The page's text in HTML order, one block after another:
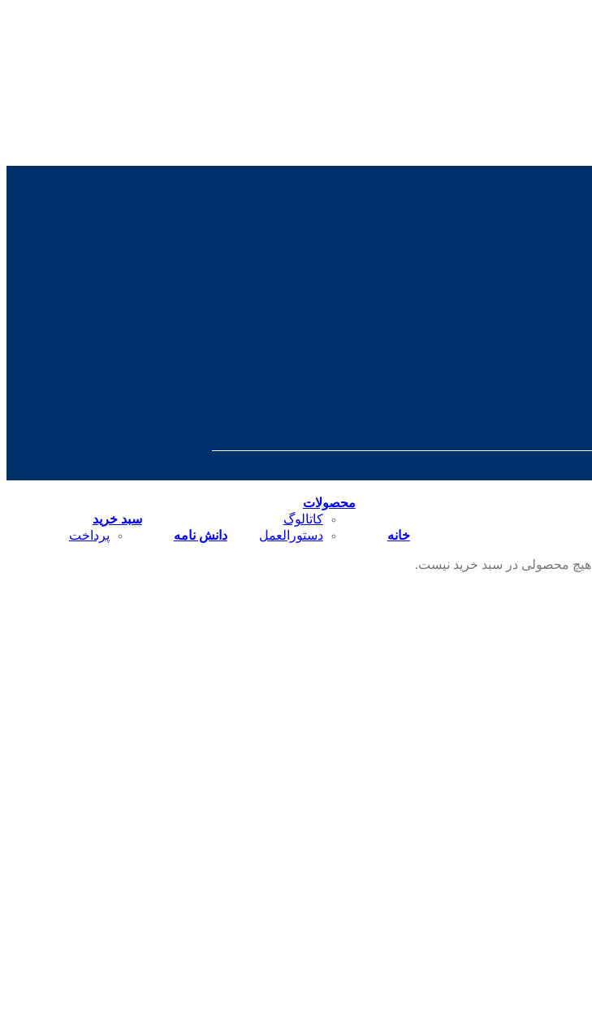
خانه
محصولات
کاتالوگ
دستورالعمل
دانش نامه
سبد خرید
پرداخت
هیچ محصولی در سبد خرید نیست.